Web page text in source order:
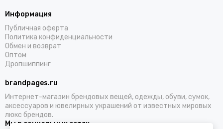
Информация
Публичная оферта
Политика конфиденциальности
Обмен и возврат
Оптом
Дропшиппинг
brandpages.ru
Интернет-магазин брендовых вещей, одежды, обуви, сумок,
аксессуаров и ювелирных украшений от известных мировых
люкс брендов.
Мы в социальных сетях